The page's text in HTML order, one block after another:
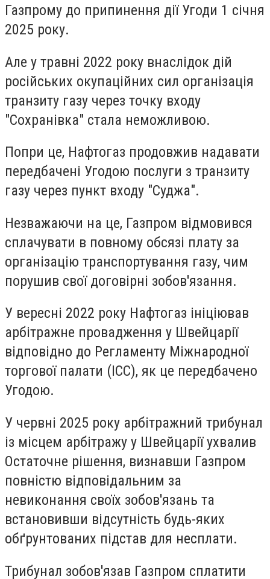
Газпрому до припинення дії Угоди 1 січня
2025 року.
Але у травні 2022 року внаслідок дій
російських окупаційних сил організація
транзиту газу через точку входу
"Сохранівка" стала неможливою.
Попри це, Нафтогаз продовжив надавати
передбачені Угодою послуги з транзиту
газу через пункт входу "Суджа".
Незважаючи на це, Газпром відмовився
сплачувати в повному обсязі плату за
організацію транспортування газу, чим
порушив свої договірні зобов'язання.
У вересні 2022 року Нафтогаз ініціював
арбітражне провадження у Швейцарії
відповідно до Регламенту Міжнародної
торгової палати (ICC), як це передбачено
Угодою.
У червні 2025 року арбітражний трибунал
із місцем арбітражу у Швейцарії ухвалив
Остаточне рішення, визнавши Газпром
повністю відповідальним за
невиконання своїх зобов'язань та
встановивши відсутність будь-яких
обґрунтованих підстав для несплати.
Трибунал зобов'язав Газпром сплатити